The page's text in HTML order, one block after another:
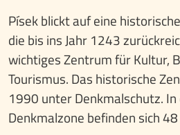
Písek blickt auf eine
die bis ins Jahr 1243
wichtiges Zentrum für Kultur,
Tourismus. Das historische
1990 unter Denkmalschutz.
Denkmalzone befinden sich